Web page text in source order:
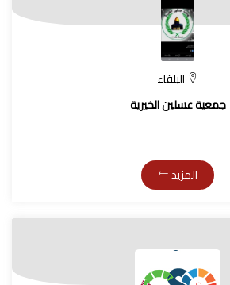
البلقاء
جمعية عسلين الخيرية
المزيد